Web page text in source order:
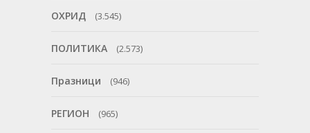
ОХРИД (3.545)
ПОЛИТИКА (2.573)
Празници (946)
РЕГИОН (965)